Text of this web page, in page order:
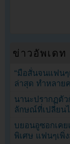
ข่าวอัพเดท
“มือสั่นจนแฟนๆ
ล่าสุด ทำหลาย
นานะปรากฏตั
ลักษณ์ที่เปลี่ยน
บยอนอูซอกเคย
พิเศษ แฟนๆเพิ่